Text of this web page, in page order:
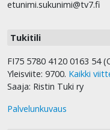
etunimi.sukunimi@tv7.fi
Tukitili
FI75 5780 4120 0163 54
Yleisviite: 9700. Kaikki
Saaja: Ristin Tuki ry
Palvelunkuvaus